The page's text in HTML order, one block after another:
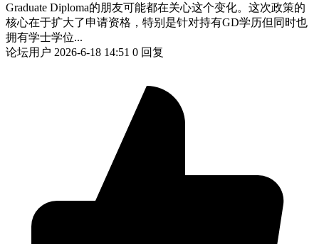
Graduate Diploma的朋友可能都在关心这个变化。这次政策的
核心在于扩大了申请资格，特别是针对持有GD学历但同时也
拥有学士学位...
论坛用户 2026-6-18 14:51 0 回复